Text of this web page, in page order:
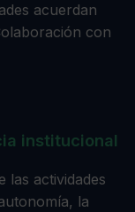
acuerdan
con
institucional
las actividades
la